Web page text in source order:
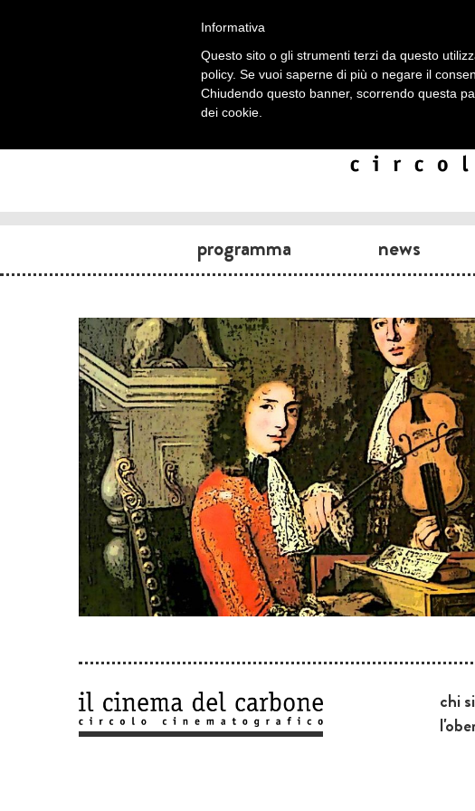
programma news
chi
Informativa
Questo sito o gli strumenti terzi da questo
policy. Se vuoi saperne di più o negare il
Chiudendo questo banner, scorrendo questa
dei cookie.